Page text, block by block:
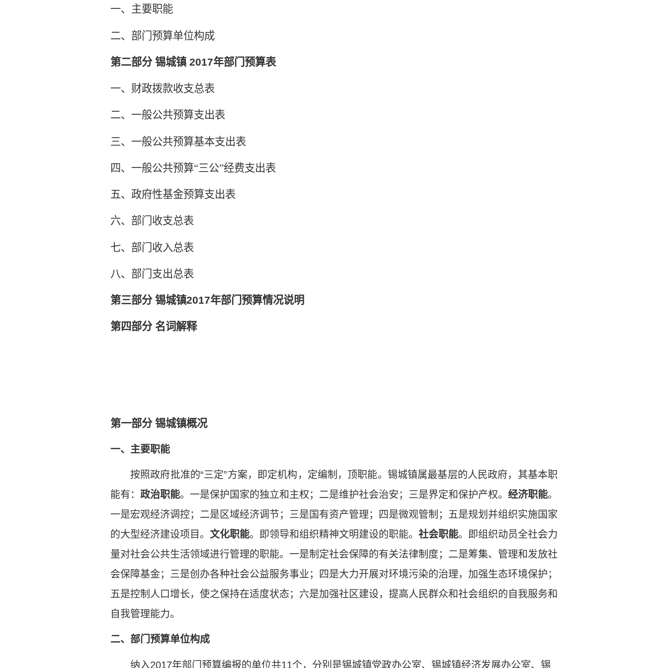
一、主要职能
二、部门预算单位构成
第二部分 锡城镇2017年部门预算表
一、财政拨款收支总表
二、一般公共预算支出表
三、一般公共预算基本支出表
四、一般公共预算“三公”经费支出表
五、政府性基金预算支出表
六、部门收支总表
七、部门收入总表
八、部门支出总表
第三部分 锡城镇2017年部门预算情况说明
第四部分 名词解释
第一部分 锡城镇概况
一、主要职能
按照政府批准的“三定”方案，即定机构，定编制，顶职能。锡城镇属最基层的人民政府，其基本职
能有： 政治职能。一是保护国家的独立和主权；二是维护社会治安；三是界定和保护产权。 经济职能。
一是宏观经济调控；二是区域经济调节；三是国有资产管理；四是微观管制；五是规划并组织实施国家
的大型经济建设项目。 文化职能。即领导和组织精神文明建设的职能。 社会职能。即组织动员全社会力
量对社会公共生活领域进行管理的职能。一是制定社会保障的有关法律制度；二是筹集、管理和发放社
会保障基金；三是创办各种社会公益服务事业；四是大力开展对环境污染的治理，加强生态环境保护；
五是控制人口增长，使之保持在适度状态；六是加强社区建设，提高人民群众和社会组织的自我服务和
自我管理能力。
二、部门预算单位构成
纳入2017年部门预算编报的单位共11个，分别是锡城镇党政办公室、锡城镇经济发展办公室、锡